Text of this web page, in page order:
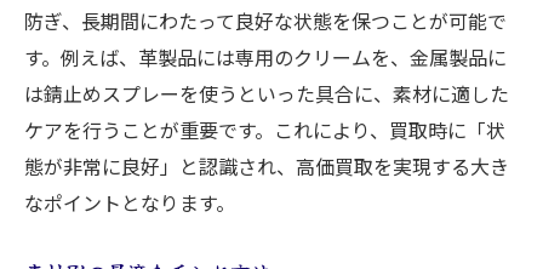
防ぎ、長期間にわたって良好な状態を保つことが可能で
す。例えば、革製品には専用のクリームを、金属製品に
は錆止めスプレーを使うといった具合に、素材に適した
ケアを行うことが重要です。これにより、買取時に「状
態が非常に良好」と認識され、高価買取を実現する大き
なポイントとなります。